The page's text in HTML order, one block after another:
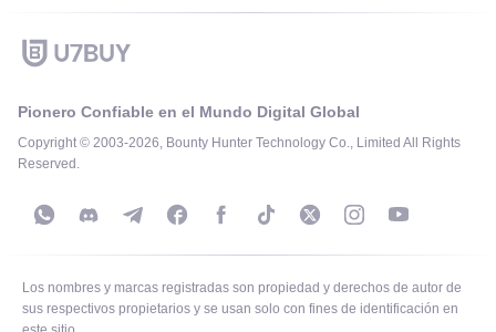
Pionero Confiable en el Mundo Digital Global
Copyright © 2003-2026, Bounty Hunter Technology Co., Limited All Rights
Reserved.
Los nombres y marcas registradas son propiedad y derechos de autor de
sus respectivos propietarios y se usan solo con fines de identificación en